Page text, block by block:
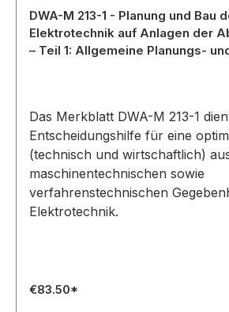
DWA-M 213-1 - Planung und Bau
Elektrotechnik auf Anlagen der
– Teil 1: Allgemeine Planungs-
Das Merkblatt DWA-M 213-1
Entscheidungshilfe für eine
(technisch und wirtschaftlich)
maschinentechnischen sowie
verfahrenstechnischen
Elektrotechnik.
€83.50*